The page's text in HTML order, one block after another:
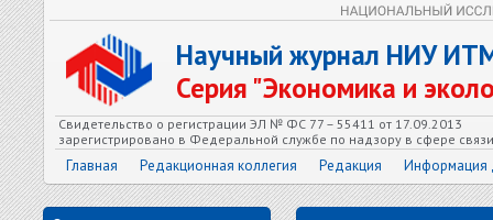
Научный журнал НИУ
Серия "Экономика и
Свидетельство о регистрации ЭЛ № ФС 77 – 55411 от 17.09.2013
зарегистрировано в Федеральной службе по надзору в сфере
Главная Редакционная коллегия Редакция Информация